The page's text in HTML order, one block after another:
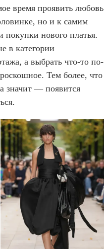
время проявить любовь
но и к самим
нового платья.
в категории
а выбрать что-то по-
Тем более, что
значит — появится